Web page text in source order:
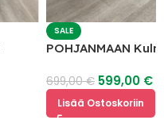
SALE
POHJANMAAN
699,00€ 599,00 €
Lisää Ostoskoriin